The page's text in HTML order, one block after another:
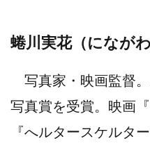
蜷川実花（にながわ
写真家・映画監督
写真賞を受賞。映画
『へルタースケルタ